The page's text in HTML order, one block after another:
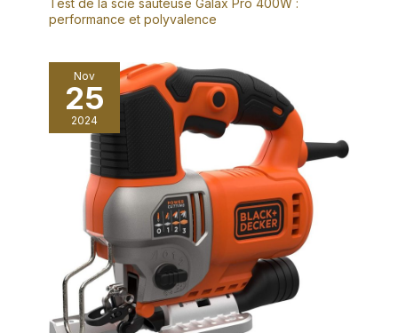
Test de la scie sauteuse Galax Pro 400W :
performance et polyvalence
Nov
25
2024